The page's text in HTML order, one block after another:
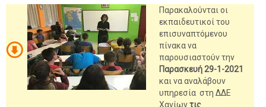
Παρακαλούνται οι
εκπαιδευτικοί του
επισυναπτόμενου
πίνακα να
παρουσιαστούν την
Παρασκευή 29-1-2021
και να αναλάβουν
υπηρεσία στη ΔΔΕ
Χανίωντις